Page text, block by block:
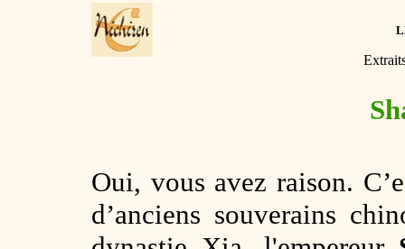
Oui, vous avez raison.
d’anciens souverains